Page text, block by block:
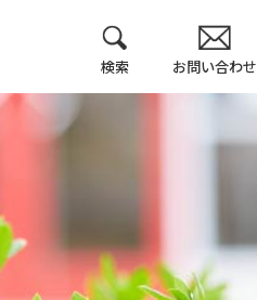
検索 お問い合わせ
教育方針
カリキュラム・マッ
プ等